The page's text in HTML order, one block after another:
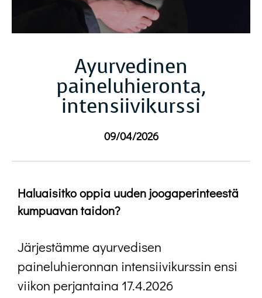
Ayurvedinen
paineluhieronta,
intensiivikurssi
09/04/2026
Haluaisitko oppia uuden joogaperinteestä
kumpuavan taidon?
Järjestämme ayurvedisen
paineluhieronnan intensiivikurssin ensi
viikon perjantaina 17.4.2026